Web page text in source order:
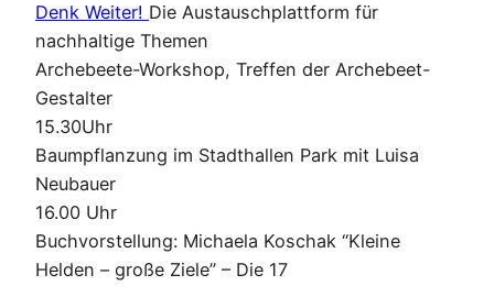
Denk Weiter! Die Austauschplattform für
nachhaltige Themen
Archebeete-Workshop, Treffen der Archebeet-
Gestalter
15.30Uhr
Baumpflanzung im Stadthallen Park mit Luisa
Neubauer
16.00 Uhr
Buchvorstellung: Michaela Koschak “Kleine
Helden – große Ziele” – Die 17